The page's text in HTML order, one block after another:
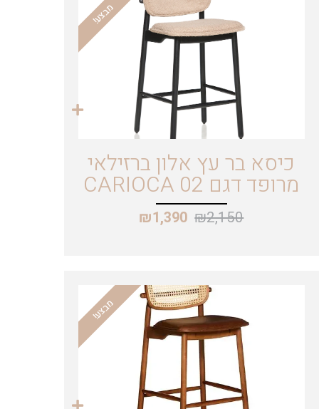
מבצע!
כיסא בר עץ אלון ברזילאי
מרופד דגם CARIOCA 02
₪2,150
₪1,390
מבצע!